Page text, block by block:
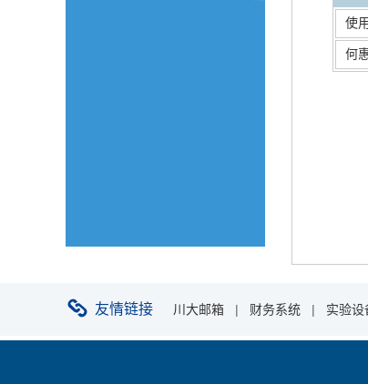
使
何
友情链接 川大邮箱 | 财务系统 | 实验设